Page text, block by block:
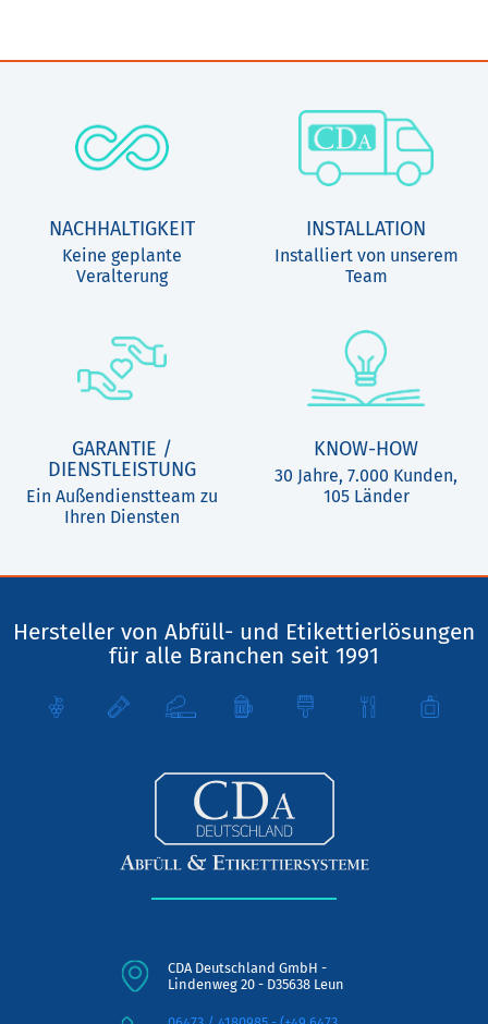
NACHHALTIGKEIT
Keine geplante
Veralterung
INSTALLATION
Installiert von unserem
Team
GARANTIE /
DIENSTLEISTUNG
Ein Außendienstteam zu
Ihren Diensten
KNOW-HOW
30 Jahre, 7.000 Kunden,
105 Länder
Hersteller von Abfüll- und Etikettierlösungen
für alle Branchen seit 1991
CDA Deutschland GmbH -
Lindenweg 20 - D35638 Leun